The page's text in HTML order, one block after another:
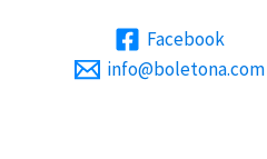
Facebook
info@boletona.com